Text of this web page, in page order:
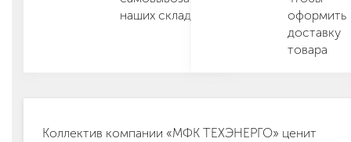
наших складов
оформить
доставку
товара
Коллектив компании «МФК ТЕХЭНЕРГО» ценит